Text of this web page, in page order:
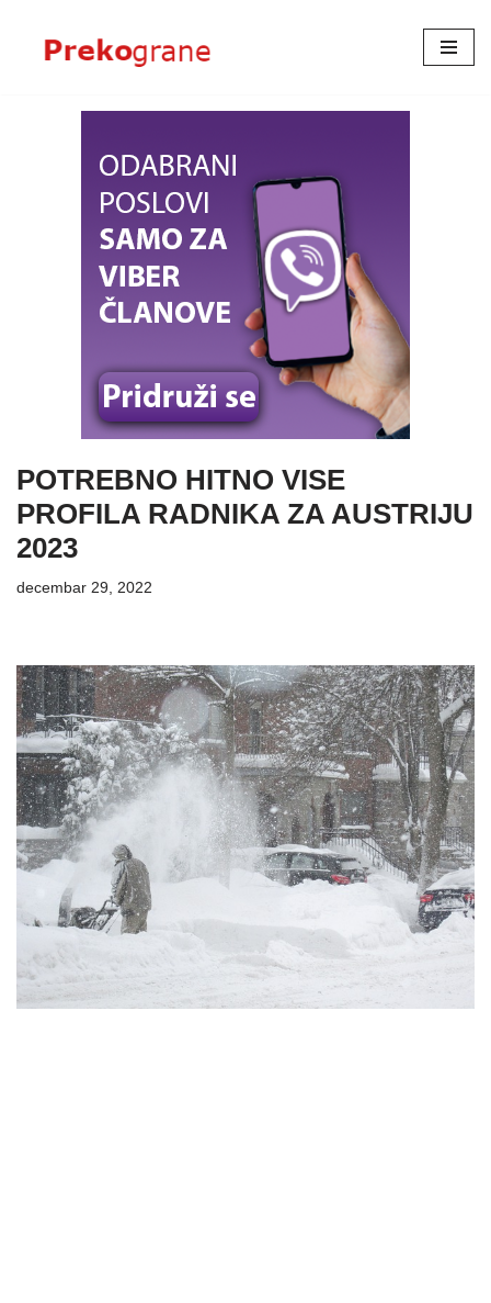
Skoči
POTREBNO HITNO VISE
PROFILA RADNIKA ZA AUSTRIJU
2023
decembar 29, 2022